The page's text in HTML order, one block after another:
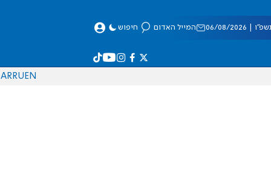
08/2026 המייל האדום חיפוש
EN
RU
AR